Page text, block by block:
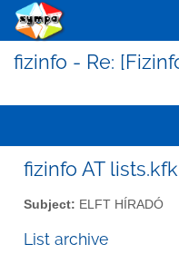
fizinfo - Re:
fizinfo AT
Subject: ELFT HÍRADÓ
List archive